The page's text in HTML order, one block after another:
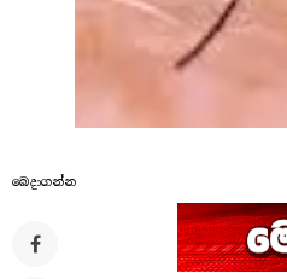
බෙදාගන්​න